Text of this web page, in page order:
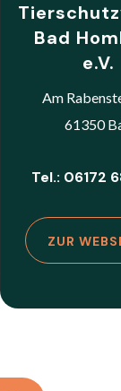
Bad
e.V.
Am
61350
Tel.: 06172
ZUR